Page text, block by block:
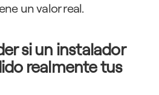
un valor real.
si un instalador
realmente tus